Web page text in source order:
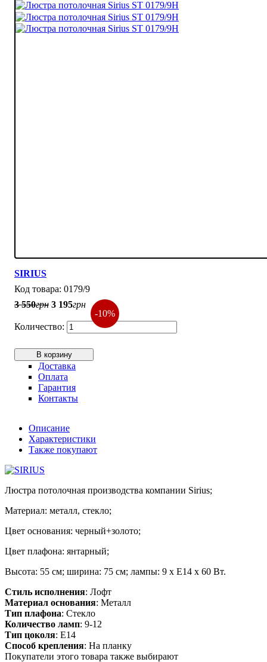
SIRIUS
0179/9
-10%
3 550грн 3 195грн
В корзину
Доставка
Оплата
Гарантия
Контакты
Описание
Характеристики
Также покупают
Люстра потолочная производства компании Sirius;
Материал: металл, стекло;
Цвет основания: черный+золото;
Цвет плафона: янтарный;
Высота: 55 см; ширина: 75 см; лампы: 9 х Е14 х 60 Вт.
Стиль исполнения: Лофт
Материал основания: Металл
Тип плафона: Стекло
Количество ламп: 9-12
Тип цоколя: E14
Способ крепления: На планку
Покупатели этого товара также выбирают